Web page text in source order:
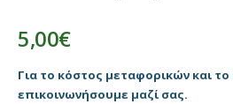
5,00€
Για το κόστος μεταφορικών και
επικοινωνήσουμε μαζί σας.